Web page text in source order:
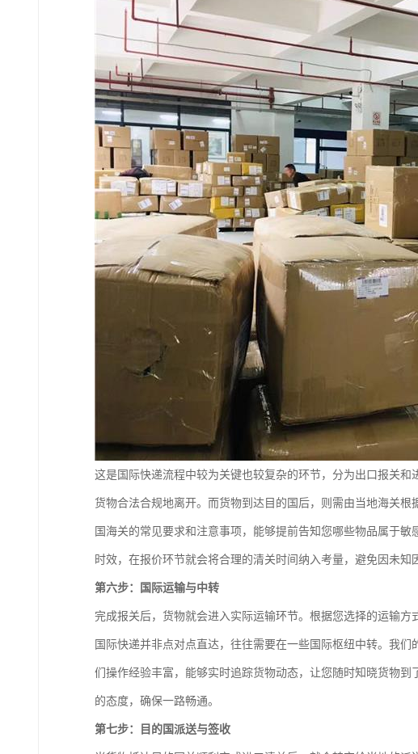
这是国际快递流程中较为关键也较复杂的环节，分为出口报关
货物合法合规地离开。而货物到达目的国后，则需由当地海关
国海关的常见要求和注意事项，能够提前告知您哪些物品属于
时效，在报价环节就会将合理的清关时间纳入考量，避免因未知
第六步：国际运输与中转
完成报关后，货物就会进入实际运输环节。根据您选择的运输
国际快递并非点对点直达，往往需要在一些国际枢纽中转。我
们操作经验丰富，能够实时追踪货物动态，让您随时知晓货物
的态度，确保一路畅通。
第七步：目的国派送与签收